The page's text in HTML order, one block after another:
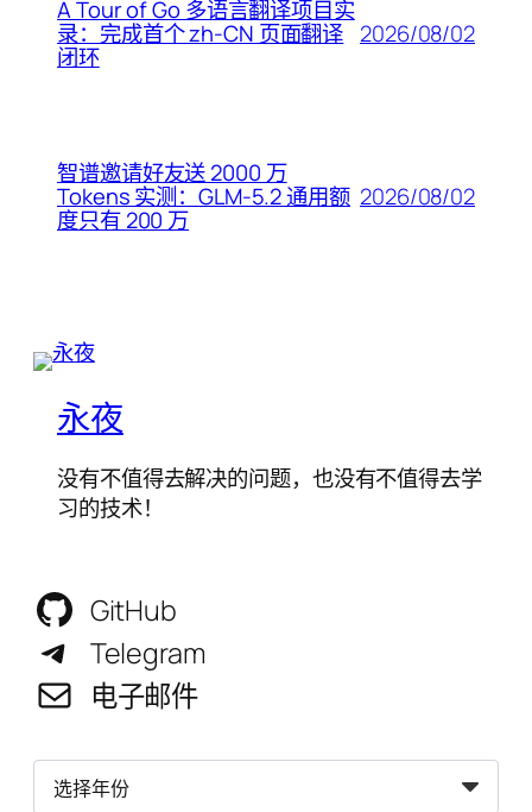
A Tour of Go 多语言翻译项目实
录：完成首个 zh-CN 页面翻译
闭环
2026/08/02
智谱邀请好友送 2000 万
Tokens 实测：GLM-5.2 通用额
度只有 200 万
2026/08/02
永夜
没有不值得去解决的问题，也没有不值得去学
习的技术！
GitHub
Telegram
电子邮件
归